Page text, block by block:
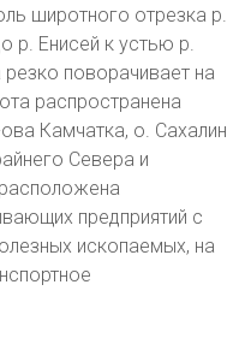
широтного отрезка р.
р. Енисей к устью р.
резко поворачивает на
распространена
Камчатка, о. Сахалин
Севера и
предприятий с
ископаемых, на